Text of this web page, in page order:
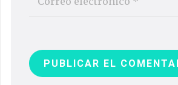
PUBLICAR EL